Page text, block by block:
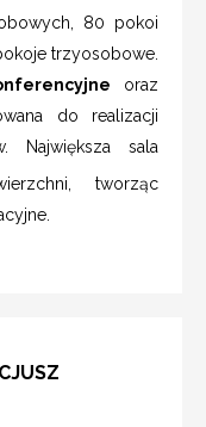
80 pokoi
trzyosobowe.
oraz
do realizacji
Największa sala
tworząc